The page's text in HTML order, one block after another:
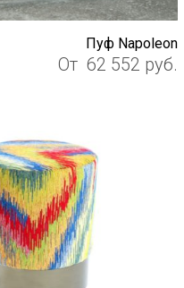
Пуф Napoleon
От 62 552 руб.